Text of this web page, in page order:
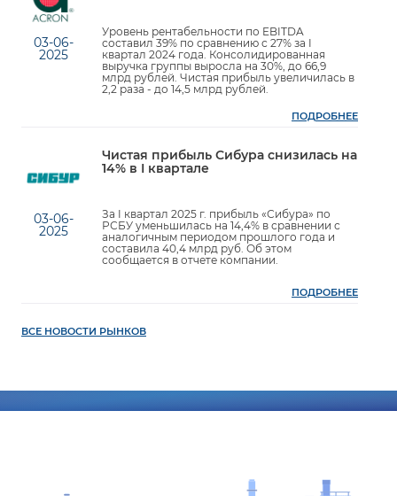
03-06-
2025
Уровень рентабельности по EBITDA
составил 39% по сравнению с 27% за I
квартал 2024 года. Консолидированная
выручка группы выросла на 30%, до 66,9
млрд рублей. Чистая прибыль увеличилась в
2,2 раза - до 14,5 млрд рублей.
ПОДРОБНЕЕ
03-06-
2025
Чистая прибыль Сибура снизилась на
14% в I квартале
За I квартал 2025 г. прибыль «Сибура» по
РСБУ уменьшилась на 14,4% в сравнении с
аналогичным периодом прошлого года и
составила 40,4 млрд руб. Об этом
сообщается в отчете компании.
ПОДРОБНЕЕ
ВСЕ НОВОСТИ РЫНКОВ